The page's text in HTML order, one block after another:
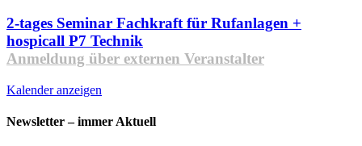
2-tages Seminar Fachkraft für Rufanlagen +
hospicall P7 Technik
Anmeldung über externen Veranstalter
Kalender anzeigen
Newsletter – immer Aktuell